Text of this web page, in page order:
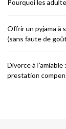
Pourquoi les
Offrir un pyjama à
(sans faute de
Divorce à
prestation